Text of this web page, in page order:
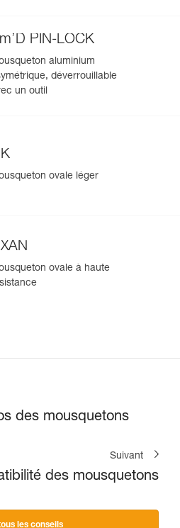
PIN-LOCK
aluminium
déverrouillable
un outil
ovale léger
ovale à haute
des mousquetons
Suivant
des mousquetons
les conseils